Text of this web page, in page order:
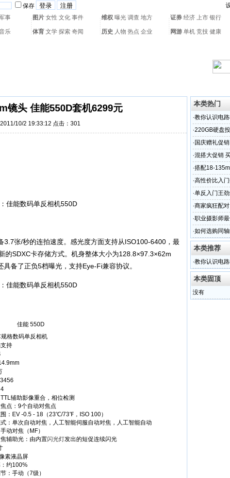
保存
事 图片 女性 文化 事件 维权 曝光 调查 地方 证券 经济 上市 银行
乐 体育 文学 探索 奇闻 历史 人物 热点 企业 网游 单机 竞技 健康
镜头 佳能550D套机6299元
10/2 19:33:12 点击： 301
3.7张/秒的连拍速度。感光度方面支持从ISO100-6400，最
的SDXC卡存储方式。机身整体大小为128.8×97.3×62m
备了正负5档曝光，支持Eye-Fi兼容协议。
佳能 550D
格数码单反相机
持
辅助影像重合，相位检测
点：9个自动对焦点
：EV -0.5 - 18（23℃/73℉，ISO 100）
：单次自动对焦，人工智能伺服自动对焦，人工智能自动
动对焦（MF）
辅助光：由内置闪光灯发出的短促连续闪光
素液晶屏
约100%
：手动（7级）
本类热门
·教你认识电路
·220GB硬盘
· 国庆赠礼促
·混搭大促销
·搭配18-
·高性价比入
·单反入门王
·商家疯狂配
·职业摄影师
·如何选购同
本类推荐
·教你认识电路
本类固顶
没有